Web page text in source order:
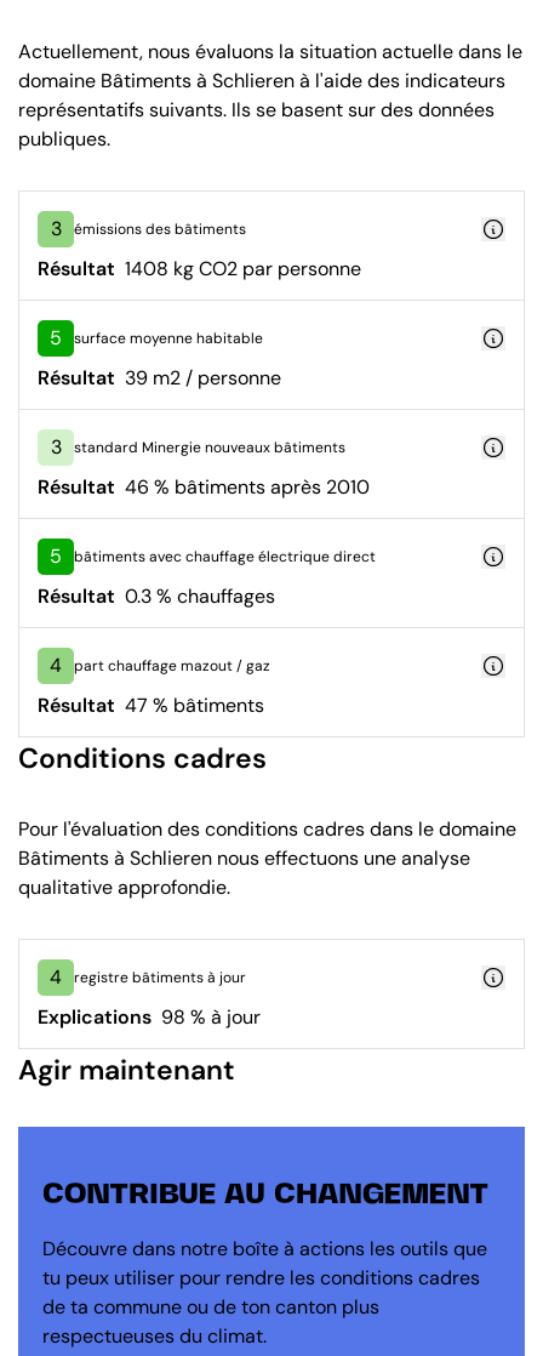
Actuellement, nous évaluons la situation actuelle dans le
domaine Bâtiments à Schlieren à l'aide des indicateurs
représentatifs suivants. Ils se basent sur des données
publiques.
3 émissions des bâtiments
Résultat 1408 kg CO2 par personne
5 surface moyenne habitable
Résultat 39 m2 / personne
3 standard Minergie nouveaux bâtiments
Résultat 46 % bâtiments après 2010
5 bâtiments avec chauffage électrique direct
Résultat 0.3 % chauffages
4 part chauffage mazout / gaz
Résultat 47 % bâtiments
Conditions cadres
Pour l'évaluation des conditions cadres dans le domaine
Bâtiments à Schlieren nous effectuons une analyse
qualitative approfondie.
4 registre bâtiments à jour
Explications 98 % à jour
Agir maintenant
CONTRIBUE AU CHANGEMENT
Découvre dans notre boîte à actions les outils que
tu peux utiliser pour rendre les conditions cadres
de ta commune ou de ton canton plus
respectueuses du climat.